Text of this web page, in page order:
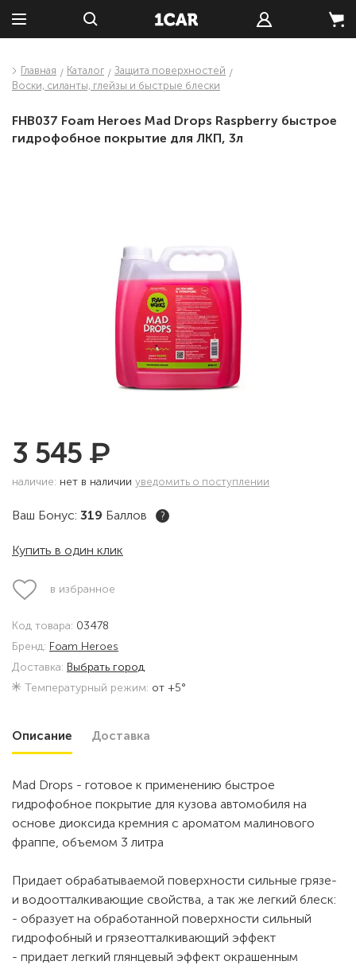
Главная Каталог
Защита поверхностей
Воски, силанты, глейзы и быстрые блески
FHB037 Foam Heroes Mad Drops Raspberry быстрое
гидрофобное покрытие для ЛКП, 3л
3 545 ₽
наличие: нет в наличии уведомить о поступлении
Ваш Бонус: 319 Баллов ?
Купить в один клик
в избранное
Код товара: 03478
Бренд: Foam Heroes
Доставка: Выбрать город
Температурный режим: от +5°
Описание Доставка
Mad Drops - готовое к применению быстрое
гидрофобное покрытие для кузова автомобиля на
основе диоксида кремния с ароматом малинового
фраппе, объемом 3 литра
Придает обрабатываемой поверхности сильные грязе-
и водоотталкивающие свойства, а так же легкий блеск:
- образует на обработанной поверхности сильный
гидрофобный и грязеотталкивающий эффект
- придает легкий глянцевый эффект окрашенным